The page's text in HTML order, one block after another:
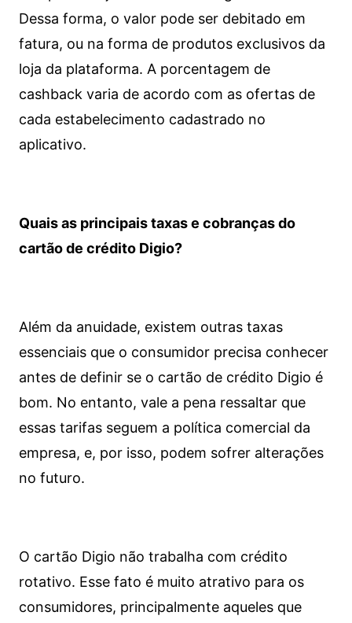
Dessa forma, o valor pode ser debitado em
fatura, ou na forma de produtos exclusivos da
loja da plataforma. A porcentagem de
cashback varia de acordo com as ofertas de
cada estabelecimento cadastrado no
aplicativo.
Quais as principais taxas e cobranças do
cartão de crédito Digio?
Além da anuidade, existem outras taxas
essenciais que o consumidor precisa conhecer
antes de definir se o cartão de crédito Digio é
bom. No entanto, vale a pena ressaltar que
essas tarifas seguem a política comercial da
empresa, e, por isso, podem sofrer alterações
no futuro.
O cartão Digio não trabalha com crédito
rotativo. Esse fato é muito atrativo para os
consumidores, principalmente aqueles que